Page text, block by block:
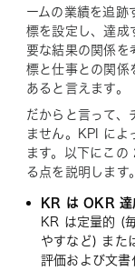
ームの業績を追跡
標を設定し、達成
要な結果の関係を
標と仕事との関係
あると言えます。
だからと言って、
ません。KPI によ
ます。以下にこ
る点を説明します。
KR は OKR 達
KR は定量的 (
やすなど) また
評価および文